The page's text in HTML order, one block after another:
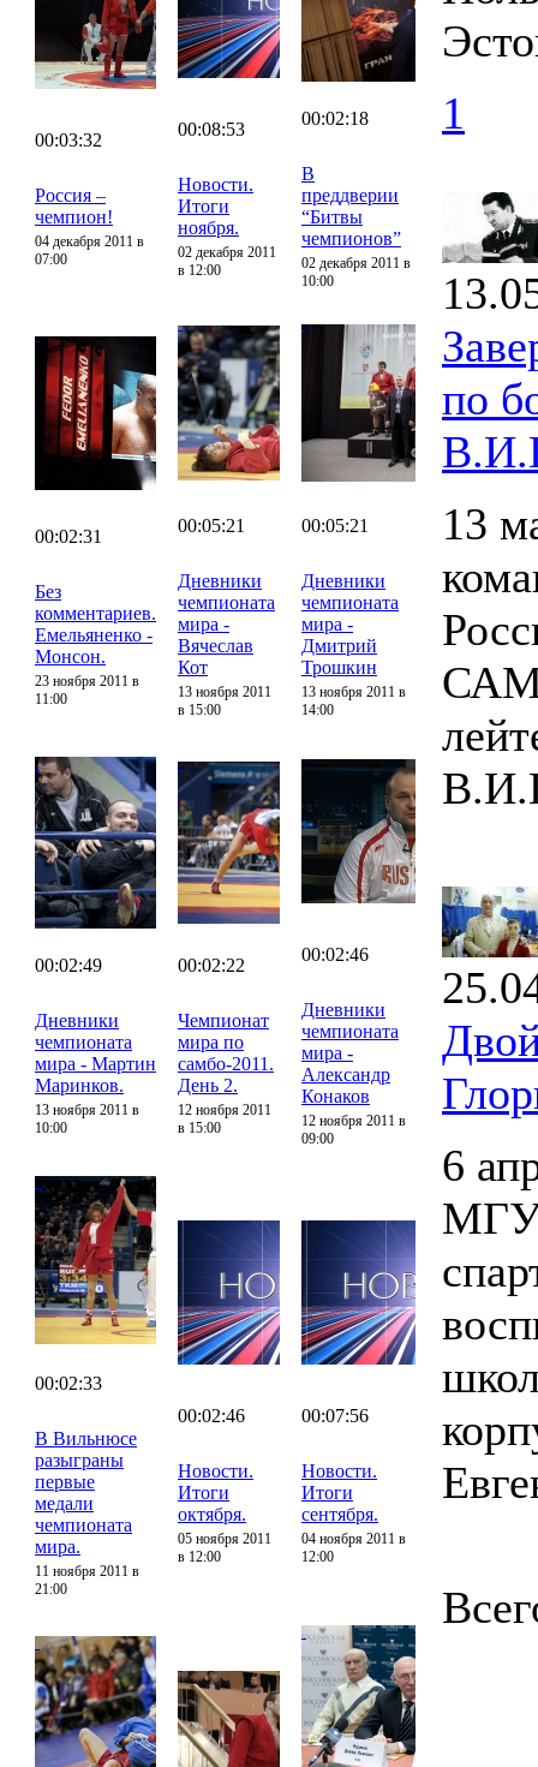
00:03:32
Россия –
чемпион!
04 декабря 2011 в
07:00
00:08:53
Новости.
Итоги
ноября.
02 декабря 2011
в 12:00
00:02:18
В
преддверии
“Битвы
чемпионов”
02 декабря 2011 в
10:00
00:02:31
Без
комментариев.
Емельяненко -
Монсон.
23 ноября 2011 в
11:00
00:05:21
Дневники
чемпионата
мира -
Вячеслав
Кот
13 ноября 2011
в 15:00
00:05:21
Дневники
чемпионата
мира -
Дмитрий
Трошкин
13 ноября 2011 в
14:00
00:02:49
Дневники
чемпионата
мира - Мартин
Маринков.
13 ноября 2011 в
10:00
00:02:22
Чемпионат
мира по
самбо-2011.
День 2.
12 ноября 2011
в 15:00
00:02:46
Дневники
чемпионата
мира -
Александр
Конаков
12 ноября 2011 в
09:00
00:02:33
В Вильнюсе
разыграны
первые
медали
чемпионата
мира.
11 ноября 2011 в
21:00
00:02:46
Новости.
Итоги
октября.
05 ноября 2011
в 12:00
00:07:56
Новости.
Итоги
сентября.
04 ноября 2011 в
12:00
1
по
13
6